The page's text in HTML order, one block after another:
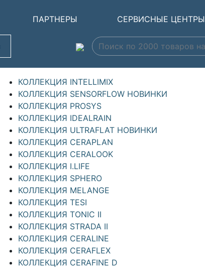
ПАРТНЕРЫ СЕРВИСНЫЕ ЦЕНТРЫ
КОЛЛЕКЦИЯ INTELLIMIX
КОЛЛЕКЦИЯ SENSORFLOW НОВИНКИ
КОЛЛЕКЦИЯ PROSYS
КОЛЛЕКЦИЯ IDEALRAIN
КОЛЛЕКЦИЯ ULTRAFLAT НОВИНКИ
КОЛЛЕКЦИЯ CERAPLAN
КОЛЛЕКЦИЯ CERALOOK
КОЛЛЕКЦИЯ I.LIFE
КОЛЛЕКЦИЯ SPHERO
КОЛЛЕКЦИЯ MELANGE
КОЛЛЕКЦИЯ TESI
КОЛЛЕКЦИЯ TONIC II
КОЛЛЕКЦИЯ STRADA II
КОЛЛЕКЦИЯ CERALINE
КОЛЛЕКЦИЯ CERAFLEX
КОЛЛЕКЦИЯ CERAFINE D